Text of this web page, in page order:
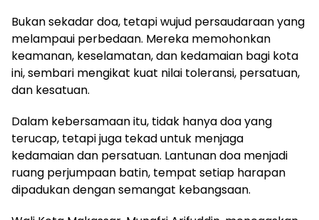
Bukan sekadar doa, tetapi wujud persaudaraan yang
melampaui perbedaan. Mereka memohonkan
keamanan, keselamatan, dan kedamaian bagi kota
ini, sembari mengikat kuat nilai toleransi, persatuan,
dan kesatuan.
Dalam kebersamaan itu, tidak hanya doa yang
terucap, tetapi juga tekad untuk menjaga
kedamaian dan persatuan. Lantunan doa menjadi
ruang perjumpaan batin, tempat setiap harapan
dipadukan dengan semangat kebangsaan.